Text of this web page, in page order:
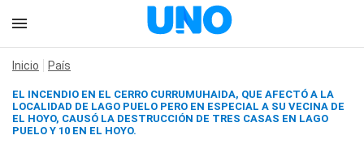
Inicio País
EL INCENDIO EN EL CERRO CURRUMUHAIDA, QUE AFECTÓ A LA
LOCALIDAD DE LAGO PUELO PERO EN ESPECIAL A SU VECINA DE
EL HOYO, CAUSÓ LA DESTRUCCIÓN DE TRES CASAS EN LAGO
PUELO Y 10 EN EL HOYO.